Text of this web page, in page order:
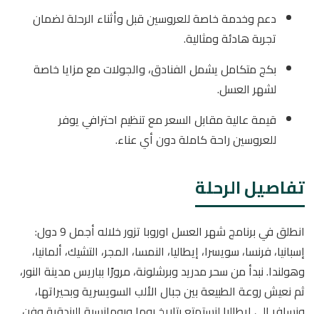
دعم وخدمة خاصة للعروسين قبل وأثناء الرحلة لضمان
تجربة هادئة ومثالية.
بكج متكامل يشمل الفنادق، والجولات مع مزايا خاصة
لشهر العسل.
قيمة عالية مقابل السعر مع تنظيم احترافي يوفر
للعروسين راحة كاملة دون أي عناء.
تفاصيل الرحلة
انطلق في برنامج شهر العسل اوروبا تزور خلاله أجمل 9 دول:
إسبانيا، فرنسا، سويسرا، إيطاليا، النمسا، المجر، التشيك، ألمانيا،
وهولندا. نبدأ من سحر مدريد وبرشلونة، مرورًا بباريس مدينة النور،
ثم نعيش روعة الطبيعة بين جبال الألب السويسرية وبحيراتها،